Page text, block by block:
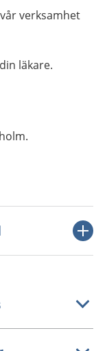
verksamhet
läkare.